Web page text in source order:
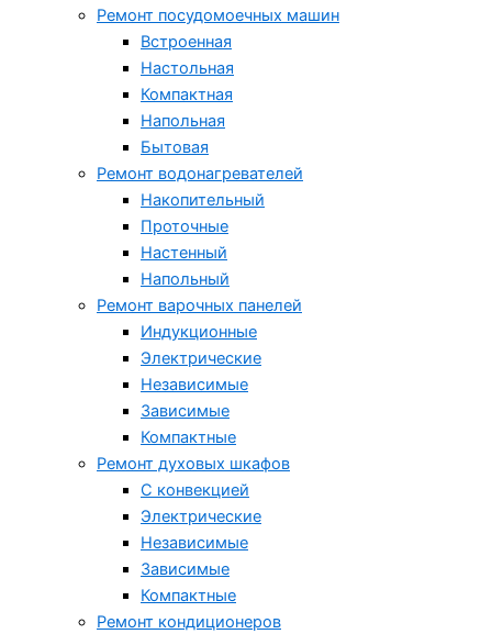
Ремонт посудомоечных машин
Встроенная
Настольная
Компактная
Напольная
Бытовая
Ремонт водонагревателей
Накопительный
Проточные
Настенный
Напольный
Ремонт варочных панелей
Индукционные
Электрические
Независимые
Зависимые
Компактные
Ремонт духовых шкафов
С конвекцией
Электрические
Независимые
Зависимые
Компактные
Ремонт кондиционеров